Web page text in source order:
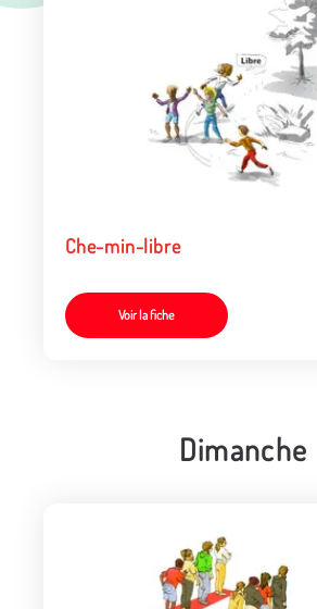
Che-min-libre
Voir la fiche
Dimanche